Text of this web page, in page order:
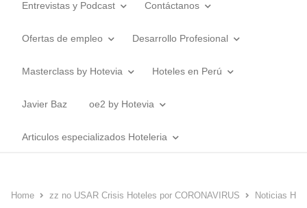
Entrevistas y Podcast Contáctanos
Ofertas de empleo Desarrollo Profesional
Masterclass by Hotevia Hoteles en Perú
Javier Baz oe2 by Hotevia
Articulos especializados Hoteleria
Home zz no USAR Crisis Hoteles por CORONAVIRUS Noticias